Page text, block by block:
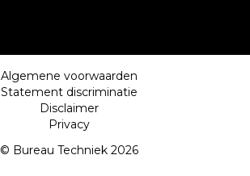
Algemene voorwaarden
Statement discriminatie
Disclaimer
Privacy
© Bureau Techniek 2026